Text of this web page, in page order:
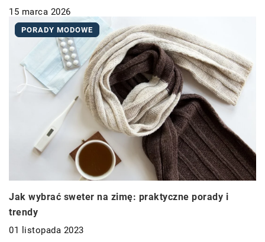
15 marca 2026
PORADY MODOWE
Jak wybrać sweter na zimę: praktyczne porady i
trendy
01 listopada 2023